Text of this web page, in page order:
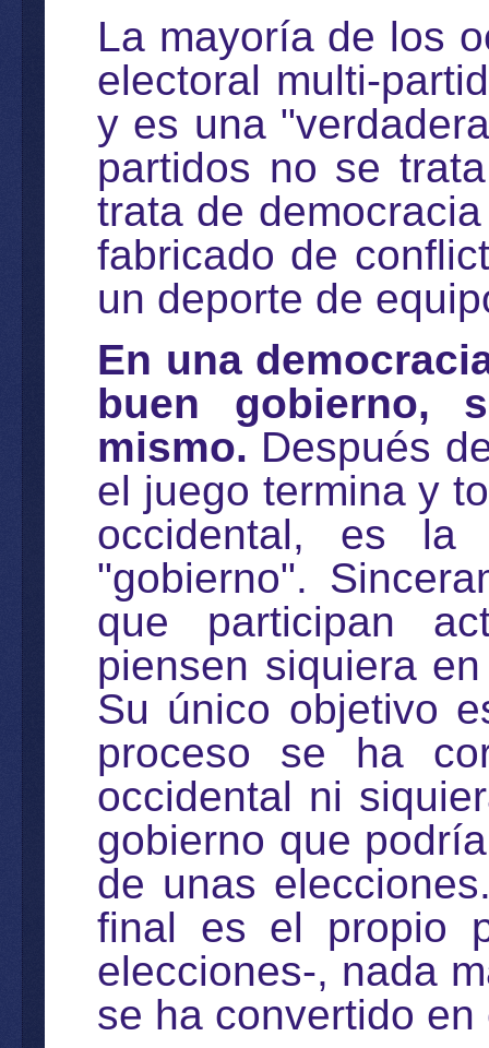
La mayoría de los
electoral multi-
y es una
partidos no se
trata de
fabricado de
un deporte de
En una
buen gobierno,
mismo. Después
el juego termina y
occidental, es
"gobierno".
que participan
piensen siquiera
Su único objetivo
proceso se ha
occidental ni
gobierno que
de unas
final es el propio
elecciones-, nada
se ha convertido